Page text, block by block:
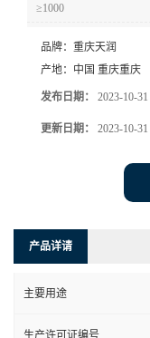
≥1000
品牌： 重庆天润
产地： 中国 重庆重庆
发布日期： 2023-10-31
更新日期： 2023-10-31
产品详请
主要用途
生产许可证编号